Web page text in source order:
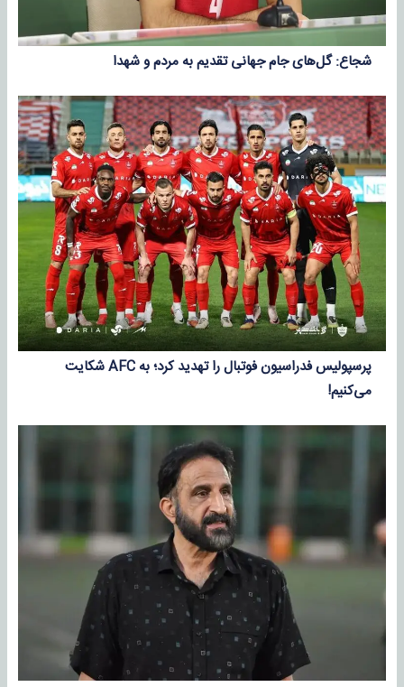
شجاع: گل‌های جام جهانی تقدیم به مردم و شهدا
پرسپولیس فدراسیون فوتبال را تهدید کرد؛ به AFC شکایت
می‌کنیم!